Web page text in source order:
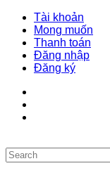
Tài khoản
Mong muốn
Thanh toán
Đăng nhập
Đăng ký